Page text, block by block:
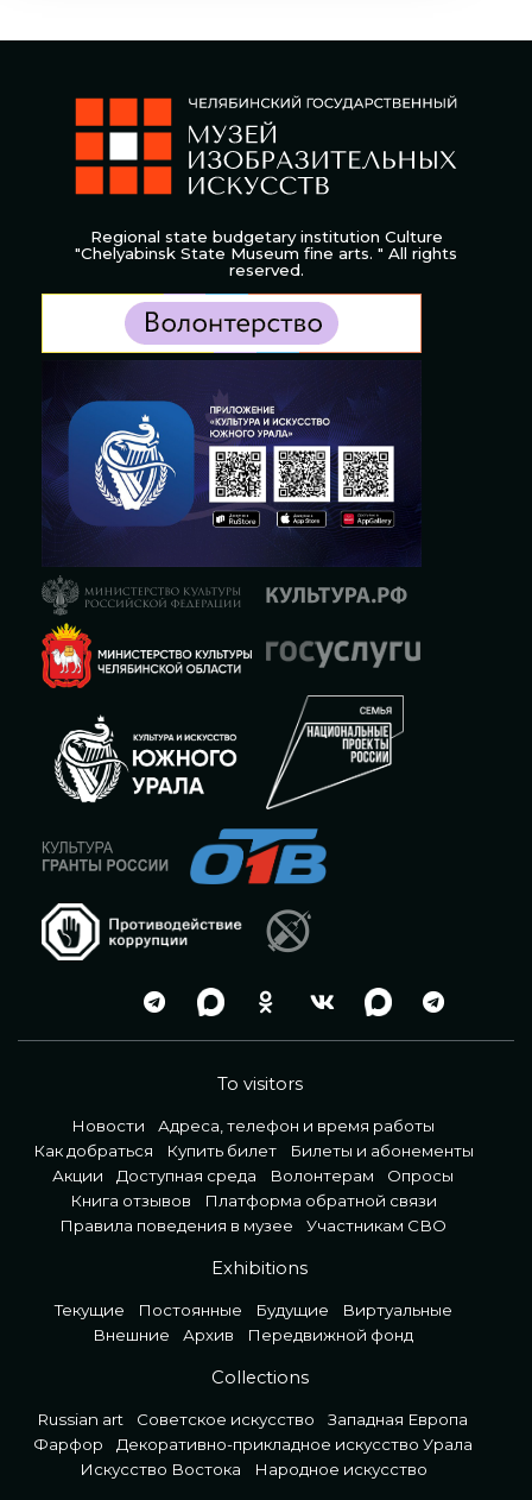
Regional state budgetary institution Culture
"Chelyabinsk State Museum fine arts. " All rights
reserved.
To visitors
Новости
Адреса, телефон и время работы
Как добраться
Купить билет
Билеты и абонементы
Акции
Доступная среда Волонтерам
Опросы
Книга отзывов
Платформа обратной связи
Правила поведения в музее
Участникам СВО
Exhibitions
Текущие Постоянные Будущие
Виртуальные
Внешние
Архив Передвижной фонд
Collections
Russian art Советское искусство
Западная Европа
Фарфор
Декоративно-прикладное искусство Урала
Искусство Востока
Народное искусство